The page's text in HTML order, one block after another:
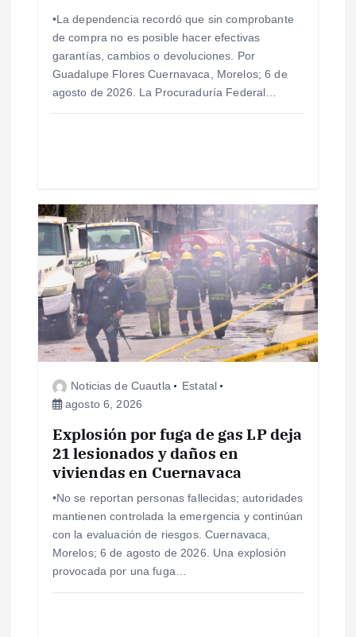
s
•La dependencia recordó que sin comprobante
de compra no es posible hacer efectivas
garantías, cambios o devoluciones. Por
Guadalupe Flores Cuernavaca, Morelos; 6 de
agosto de 2026. La Procuraduría Federal…
Noticias de Cuautla
Estatal
agosto 6, 2026
Explosión por fuga de gas LP deja
21 lesionados y daños en
viviendas en Cuernavaca
•No se reportan personas fallecidas; autoridades
mantienen controlada la emergencia y continúan
con la evaluación de riesgos. Cuernavaca,
Morelos; 6 de agosto de 2026. Una explosión
provocada por una fuga…